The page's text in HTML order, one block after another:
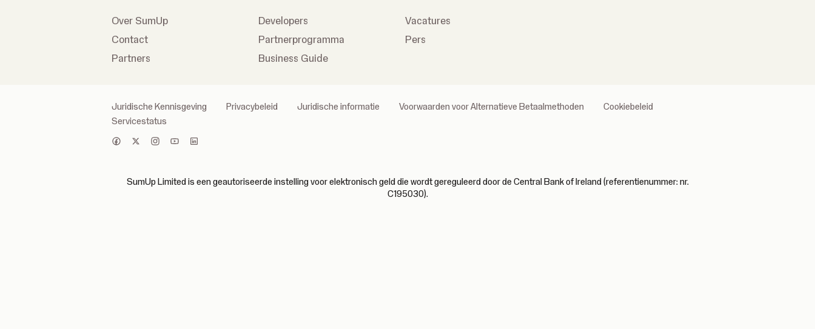
Over SumUp
Contact
Partners
Developers
Partnerprogramma
Business Guide
Vacatures
Pers
Juridische Kennisgeving Privacybeleid Juridische informatie Voorwaarden voor Alternatieve Betaalmethoden
Cookiebeleid
Servicestatus
SumUp Limited is een geautoriseerde instelling voor elektronisch geld die wordt gereguleerd door de Central Bank of Ireland (referentienummer: nr.
C195030).